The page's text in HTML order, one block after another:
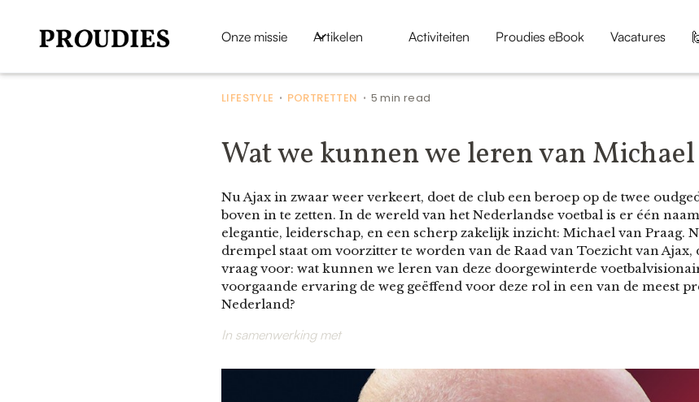
Onze missie Artikelen Activiteiten Proudies eBook Vacatures
LIFESTYLE • PORTRETTEN • 5 min read
Wat we kunnen we leren van
Nu Ajax in zwaar weer verkeert, doet de club een beroep op de twee
boven in te zetten. In de wereld van het Nederlandse voetbal is er één
elegantie, leiderschap, en een scherp zakelijk inzicht: Michael van Praag.
drempel staat om voorzitter te worden van de Raad van Toezicht van
vraag voor: wat kunnen we leren van deze doorgewinterde
voorgaande ervaring de weg geëffend voor deze rol in een van de meest
Nederland?
In samenwerking met